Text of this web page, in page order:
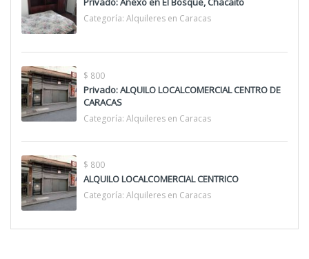
Categoría: Alquileres en Caracas
$ 800
Privado: ALQUILO LOCALCOMERCIAL CENTRO DE
CARACAS
Categoría: Alquileres en Caracas
$ 800
ALQUILO LOCALCOMERCIAL CENTRICO
Categoría: Alquileres en Caracas